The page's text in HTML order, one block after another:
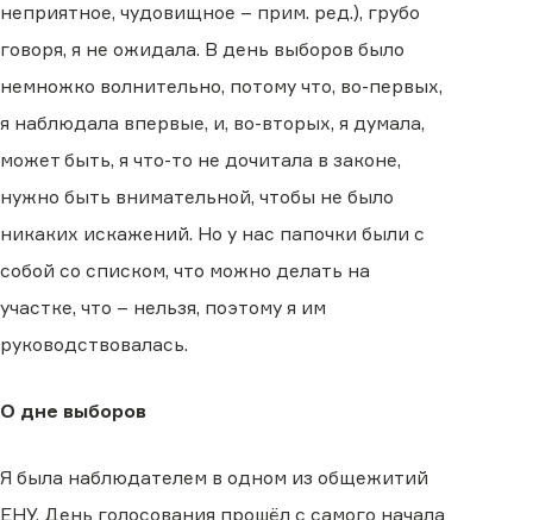
неприятное, чудовищное – прим. ред.), грубо
говоря, я не ожидала. В день выборов было
немножко волнительно, потому что, во-первых,
я наблюдала впервые, и, во-вторых, я думала,
может быть, я что-то не дочитала в законе,
нужно быть внимательной, чтобы не было
никаких искажений. Но у нас папочки были с
собой со списком, что можно делать на
участке, что – нельзя, поэтому я им
руководствовалась.
О дне выборов
Я была наблюдателем в одном из общежитий
ЕНУ. День голосования прошёл с самого начала